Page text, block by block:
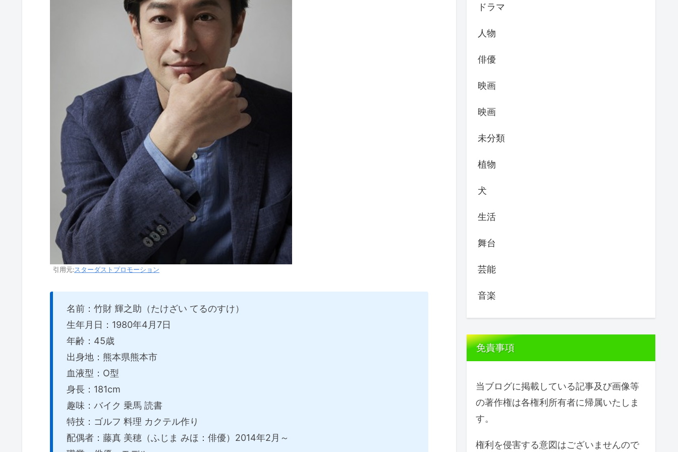
引用元:スターダストプロモーション
名前：竹財 輝之助（たけざい てるのすけ）
生年月日：1980年4月7日
年齢：45歳
出身地：熊本県熊本市
血液型：O型
身長：181cm
趣味：バイク 乗馬 読書
特技：ゴルフ 料理 カクテル作り
配偶者：藤真 美穂（ふじま みほ：俳優）2014年2月～
ドラマ
人物
俳優
映画
映画
未分類
植物
犬
生活
舞台
芸能
音楽
免責事項
当ブログに掲載している記事及び画像等
の著作権は各権利所有者に帰属いたしま
す。
権利を侵害する意図はございませんので